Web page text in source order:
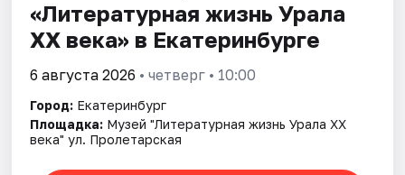
«Литературная жизнь Урала
ХХ века» в Екатеринбурге
6 августа 2026 • четверг • 10:00
Город: Екатеринбург
Площадка: Музей "Литературная жизнь Урала XX
века" ул. Пролетарская